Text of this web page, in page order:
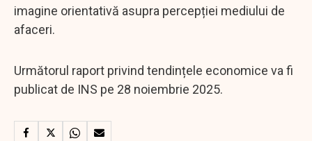
imagine orientativă asupra percepției mediului de
afaceri.
Următorul raport privind tendințele economice va fi
publicat de INS pe 28 noiembrie 2025.